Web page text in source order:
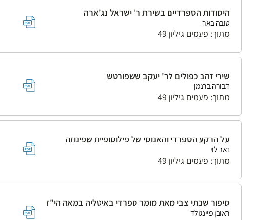
היסודות הספרדיים בשירת ר' ישראל נג'ארה
טובה בארי
מתוך: פעמים גיליון 49
שירי זהב כפולים לר' יעקב ששפורטש
דבורה ברגמן
מתוך: פעמים גיליון 49
על הרקע הספרדי והאנוסי של פילוסופיית שפינוזה
זאב לוי
מתוך: פעמים גיליון 49
סיפור שבתי צבי מאת מומר ספרדי באיטליה במאה הי"ז
ראובן פיינגולד